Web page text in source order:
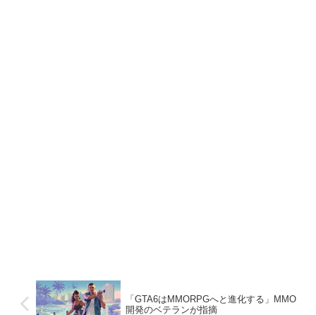
「GTA6はMMORPGへと進化する」MMO
開発のベテランが指摘